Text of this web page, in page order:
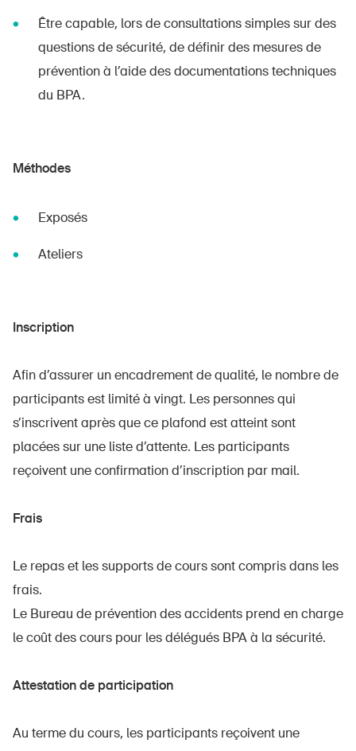
Être capable, lors de consultations simples sur des
questions de sécurité, de définir des mesures de
prévention à l’aide des documentations techniques
du BPA.
Méthodes
Exposés
Ateliers
Inscription
Afin d’assurer un encadrement de qualité, le nombre de
participants est limité à vingt. Les personnes qui
s’inscrivent après que ce plafond est atteint sont
placées sur une liste d’attente. Les participants
reçoivent une confirmation d’inscription par mail.
Frais
Le repas et les supports de cours sont compris dans les
frais.
Le Bureau de prévention des accidents prend en charge
le coût des cours pour les délégués BPA à la sécurité.
Attestation de participation
Au terme du cours, les participants reçoivent une